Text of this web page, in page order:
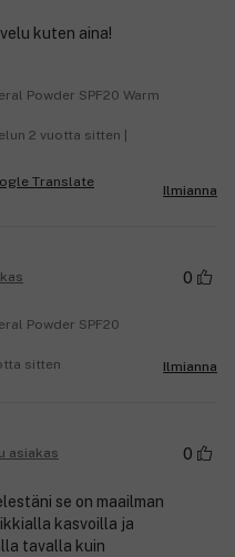
kuten aina!
Powder SPF20 Warm
2 vuotta sitten |
Ilmianna
0
Powder SPF20
sitten
Ilmianna
asiakas 0
se on maailman
kasvoilla ja
tavalla kuin